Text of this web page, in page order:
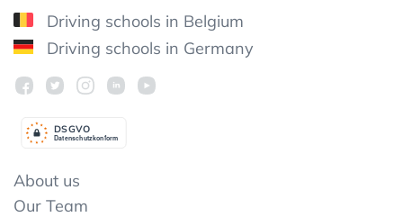
Driving schools in Belgium
Driving schools in Germany
Datenschutzkonform
DSGVO
About us
Our Team